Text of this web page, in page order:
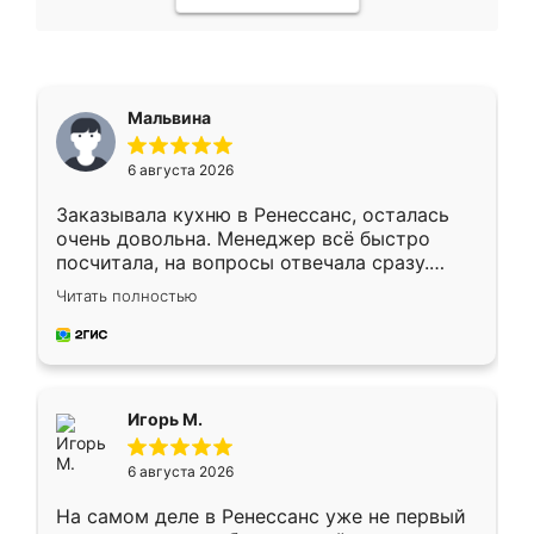
Мальвина
6 августа 2026
Заказывала кухню в Ренессанс, осталась
очень довольна. Менеджер всё быстро
посчитала, на вопросы отвечала сразу.
Замерщик приехал в субботу, подошёл к
делу со всей ответственностью. Собрали
за день, ребята работали аккуратно, даже
Читать полностью
Игорь М.
6 августа 2026
На самом деле в Ренессанс уже не первый